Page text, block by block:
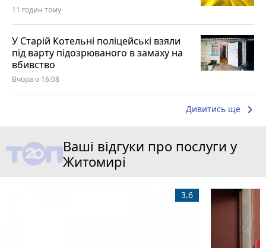
11 годин тому
У Старій Котельні поліцейські взяли
під варту підозрюваного в замаху на
вбивство
Вчора о 16:08
Дивитись ще keyboard_arrow_right
Ваші відгуки про послуги у
Житомирі
3.6